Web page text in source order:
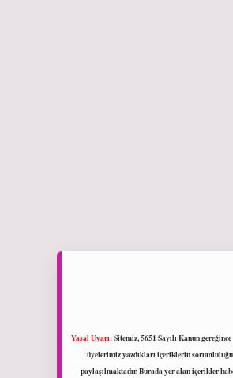
Yasal Uyarı:Sitemiz, 5651 Sayılı Kanun
üyelerimiz yazdıkları içeriklerin
paylaşılmaktadır. Burada yer alan içerikler